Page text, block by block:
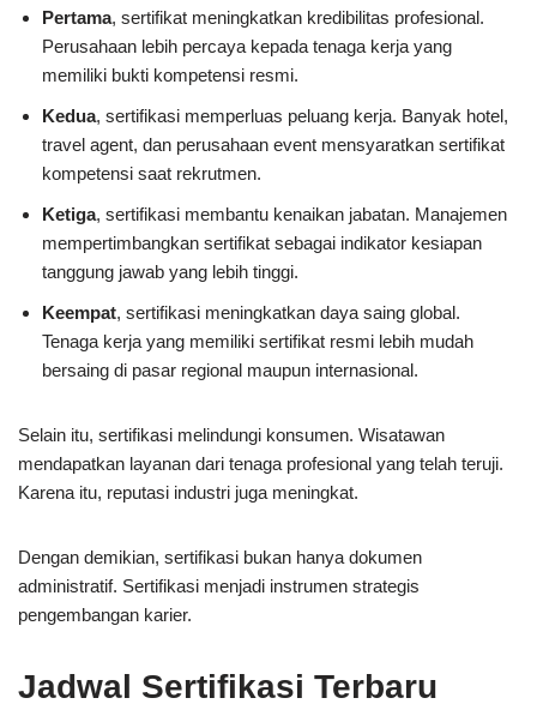
Pertama, sertifikat meningkatkan kredibilitas profesional.
Perusahaan lebih percaya kepada tenaga kerja yang
memiliki bukti kompetensi resmi.
Kedua, sertifikasi memperluas peluang kerja. Banyak hotel,
travel agent, dan perusahaan event mensyaratkan sertifikat
kompetensi saat rekrutmen.
Ketiga, sertifikasi membantu kenaikan jabatan. Manajemen
mempertimbangkan sertifikat sebagai indikator kesiapan
tanggung jawab yang lebih tinggi.
Keempat, sertifikasi meningkatkan daya saing global.
Tenaga kerja yang memiliki sertifikat resmi lebih mudah
bersaing di pasar regional maupun internasional.
Selain itu, sertifikasi melindungi konsumen. Wisatawan
mendapatkan layanan dari tenaga profesional yang telah teruji.
Karena itu, reputasi industri juga meningkat.
Dengan demikian, sertifikasi bukan hanya dokumen
administratif. Sertifikasi menjadi instrumen strategis
pengembangan karier.
Jadwal Sertifikasi Terbaru